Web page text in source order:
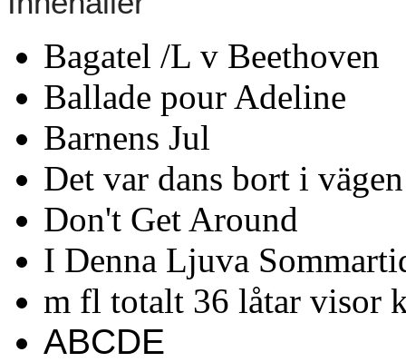
Bagatel /L v Beethoven
Ballade pour Adeline
Barnens Jul
Det var dans bort i vägen
Don't Get Around
I Denna Ljuva
m fl totalt 36 låtar visor
ABCDE